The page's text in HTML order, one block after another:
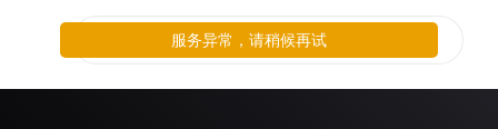
服务异常，请稍候再试